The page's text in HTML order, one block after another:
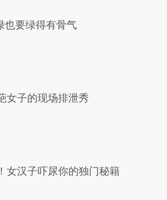
也要绿得有骨气
女子的现场排泄秀
女汉子吓尿你的独门秘籍